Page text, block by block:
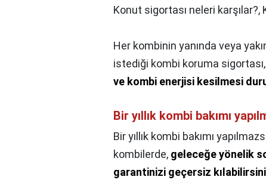
Konut sigortası neleri karşılar?,
Her kombinin yanında veya
istediği kombi koruma sigortası,
ve kombi enerjisi kesilmesi
Bir yıllık kombi bakımı
Bir yıllık kombi bakımı
kombilerde, geleceğe yönelik
garantinizi geçersiz